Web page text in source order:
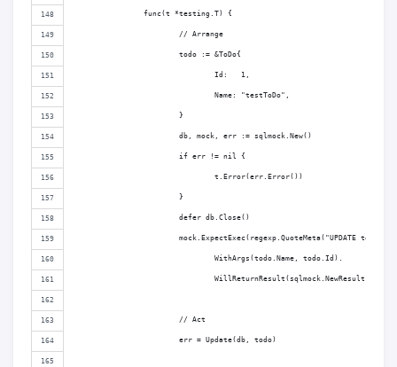
		func(t *testing.T) {
			// Arrange
			todo := &ToDo{
				Id:   1,
				Name: "testToDo",
			}
			db, mock, err := sqlmock.New()
			if err != nil {
				t.Error(err.Error())
			}
			defer db.Close()
mock.ExpectExec(regexp.QuoteMeta("UPDATE todo
				WithArgs(todo.Name, todo.Id).
				WillReturnResult(sqlmock.NewResult(1, 1))
			// Act
			err = Update(db, todo)